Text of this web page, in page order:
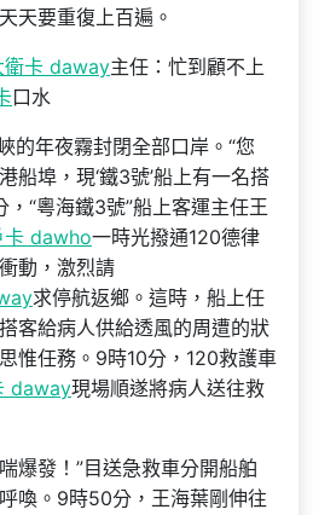
天要重復上百遍。
卡 daway主任：忙到顧不上
口水
的年夜霧封閉全部口岸。“您
船埠，現‘鐵3號’船上有一名搭
“粵海鐵3號”船上客運主任王
卡 dawho一時光撥通120德律
動，激烈請
求停航返鄉。這時，船上任
客給病人供給透風的周遭的狀
惟任務。9時10分，120救護車
daway現場順遂將病人送往救
爆發！”目送急救車分開船舶
喚。9時50分，王海葉剛伸往